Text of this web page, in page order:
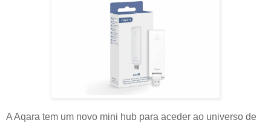
A Aqara tem um novo mini hub para aceder ao universo de